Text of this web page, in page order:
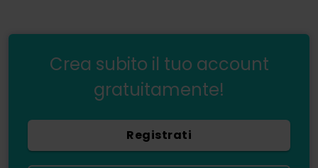
Crea subito il tuo account
gratuitamente!
Registrati